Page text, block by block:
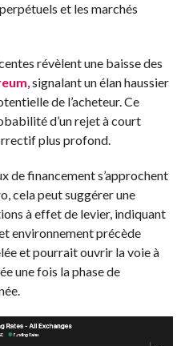
et les marchés
révèlent une baisse des
, signalant un élan haussier
de l’acheteur. Ce
d’un rejet à court
plus profond.
de financement s’approchent
cela peut suggérer une
à effet de levier, indiquant
environnement précède
et pourrait ouvrir la voie à
une fois la phase de